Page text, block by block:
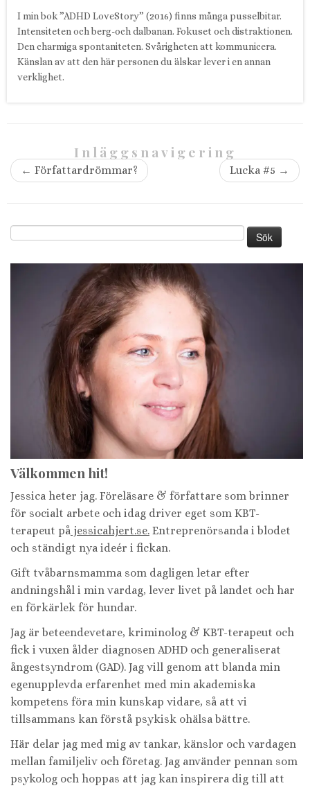
I min bok ”ADHD LoveStory” (2016) finns många pusselbitar.
Intensiteten och berg-och dalbanan. Fokuset och distraktionen.
Den charmiga spontaniteten. Svårigheten att kommunicera.
Känslan av att den här personen du älskar lever i en annan
verklighet.
Inläggsnavigering
← Författardrömmar? Lucka #5 →
Välkommen hit!
Jessica heter jag. Föreläsare & författare som brinner
för socialt arbete och idag driver eget som KBT-
terapeut på jessicahjert.se. Entreprenörsanda i blodet
och ständigt nya ideér i fickan.
Gift tvåbarnsmamma som dagligen letar efter
andningshål i min vardag, lever livet på landet och har
en förkärlek för hundar.
Jag är beteendevetare, kriminolog & KBT-terapeut och
fick i vuxen ålder diagnosen ADHD och generaliserat
ångestsyndrom (GAD). Jag vill genom att blanda min
egenupplevda erfarenhet med min akademiska
kompetens föra min kunskap vidare, så att vi
tillsammans kan förstå psykisk ohälsa bättre.
Här delar jag med mig av tankar, känslor och vardagen
mellan familjeliv och företag. Jag använder pennan som
psykolog och hoppas att jag kan inspirera dig till att